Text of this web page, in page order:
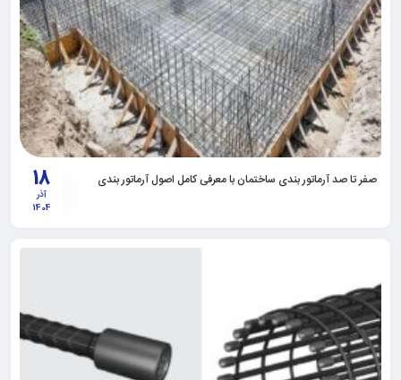
18
آذر
1404
صفر تا صد آرماتور بندی ساختمان با معرفی کامل اصول آرماتور بندی